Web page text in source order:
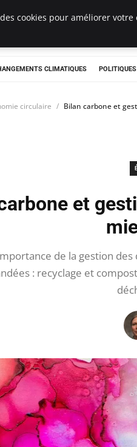
CLIMATIQUES
circulaire Bilan carbone et
et
de la gestion
: recyclage et
cookies pour améliorer